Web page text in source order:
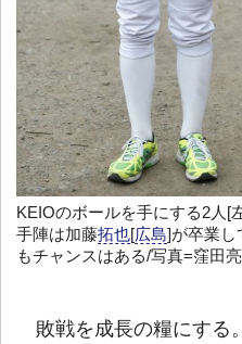
KEIOのボールを手にする2人[
手陣は加藤拓也[広島]が卒業し
もチャンスはある/写真=窪田亮
敗戦を成長の糧にする